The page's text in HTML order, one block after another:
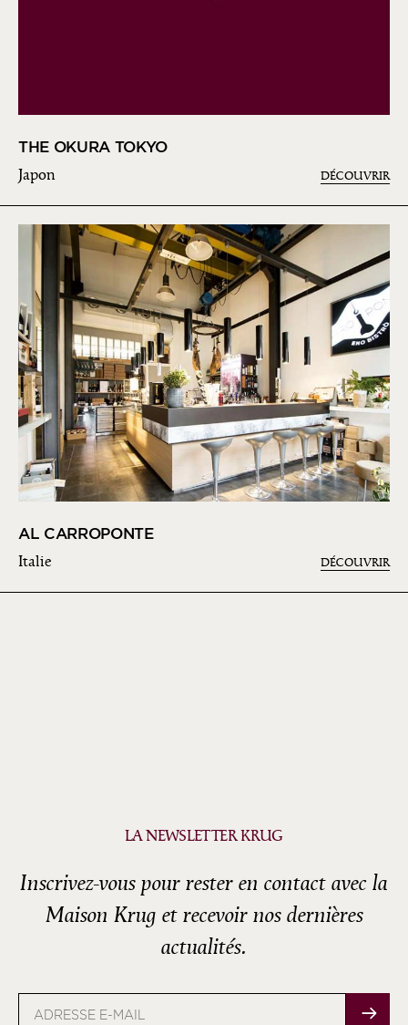
THE OKURA TOKYO
Japon DÉCOUVRIR
AL CARROPONTE
Italie DÉCOUVRIR
LA NEWSLETTER KRUG
Inscrivez-vous pour rester en contact avec la
Maison Krug et recevoir nos dernières
actualités.